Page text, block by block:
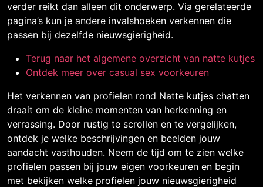
verder reikt dan alleen dit onderwerp. Via gerelateerde
pagina’s kun je andere invalshoeken verkennen die
passen bij dezelfde nieuwsgierigheid.
Terug naar het algemene overzicht van natte kutjes
Ontdek meer over casual sex voorkeuren
Het verkennen van profielen rond Natte kutjes chatten
draait om de kleine momenten van herkenning en
verrassing. Door rustig te scrollen en te vergelijken,
ontdek je welke beschrijvingen en beelden jouw
aandacht vasthouden. Neem de tijd om te zien welke
profielen passen bij jouw eigen voorkeuren en begin
met bekijken welke profielen jouw nieuwsgierigheid